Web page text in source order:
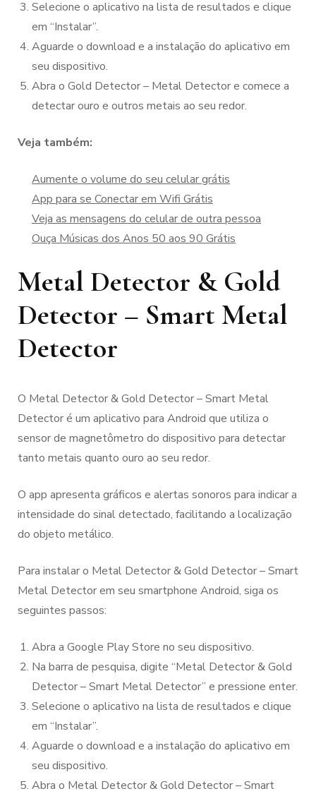
Selecione o aplicativo na lista de resultados e clique
em “Instalar”.
Aguarde o download e a instalação do aplicativo em
seu dispositivo.
Abra o Gold Detector – Metal Detector e comece a
detectar ouro e outros metais ao seu redor.
Veja também:
Aumente o volume do seu celular grátis
App para se Conectar em Wifi Grátis
Veja as mensagens do celular de outra pessoa
Ouça Músicas dos Anos 50 aos 90 Grátis
Metal Detector & Gold
Detector – Smart Metal
Detector
O Metal Detector & Gold Detector – Smart Metal
Detector é um aplicativo para Android que utiliza o
sensor de magnetômetro do dispositivo para detectar
tanto metais quanto ouro ao seu redor.
O app apresenta gráficos e alertas sonoros para indicar a
intensidade do sinal detectado, facilitando a localização
do objeto metálico.
Para instalar o Metal Detector & Gold Detector – Smart
Metal Detector em seu smartphone Android, siga os
seguintes passos:
Abra a Google Play Store no seu dispositivo.
Na barra de pesquisa, digite “Metal Detector & Gold
Detector – Smart Metal Detector” e pressione enter.
Selecione o aplicativo na lista de resultados e clique
em “Instalar”.
Aguarde o download e a instalação do aplicativo em
seu dispositivo.
Abra o Metal Detector & Gold Detector – Smart